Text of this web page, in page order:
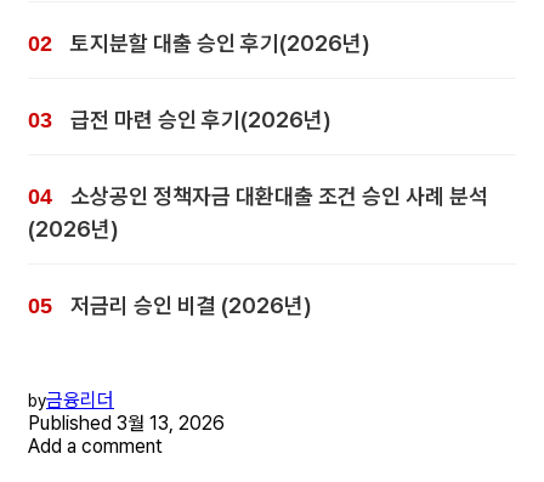
토지분할 대출 승인 후기(2026년)
급전 마련 승인 후기(2026년)
소상공인 정책자금 대환대출 조건 승인 사례 분석
(2026년)
저금리 승인 비결 (2026년)
by금융리더
Published 3월 13, 2026
Add a comment